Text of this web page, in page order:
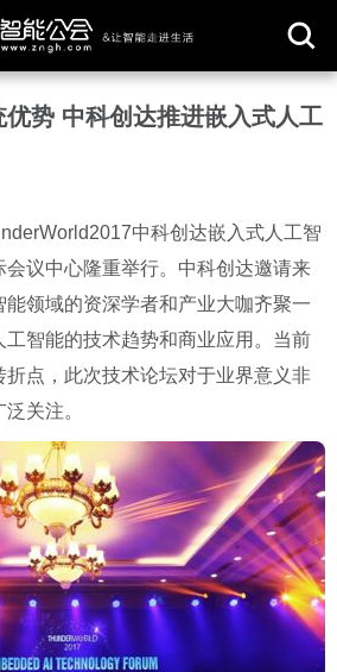
取
势 中科创达推进嵌入式人工
中科创达嵌入式人工智
议中心隆重举行。中科创达邀请来
能领域的资深学者和产业大咖齐聚一
智能的技术趋势和商业应用。当前
折点，此次技术论坛对于业界意义非
关注。